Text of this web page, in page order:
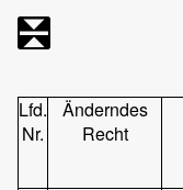
Lfd.
Nr.
Änderndes
Recht